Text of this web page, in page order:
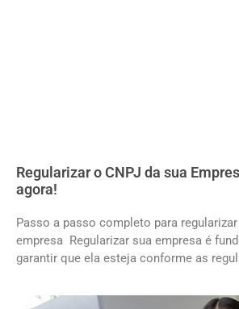
Regularizar o CNPJ da sua
agora!
Passo a passo completo para
empresa Regularizar sua empresa é
garantir que ela esteja conforme as